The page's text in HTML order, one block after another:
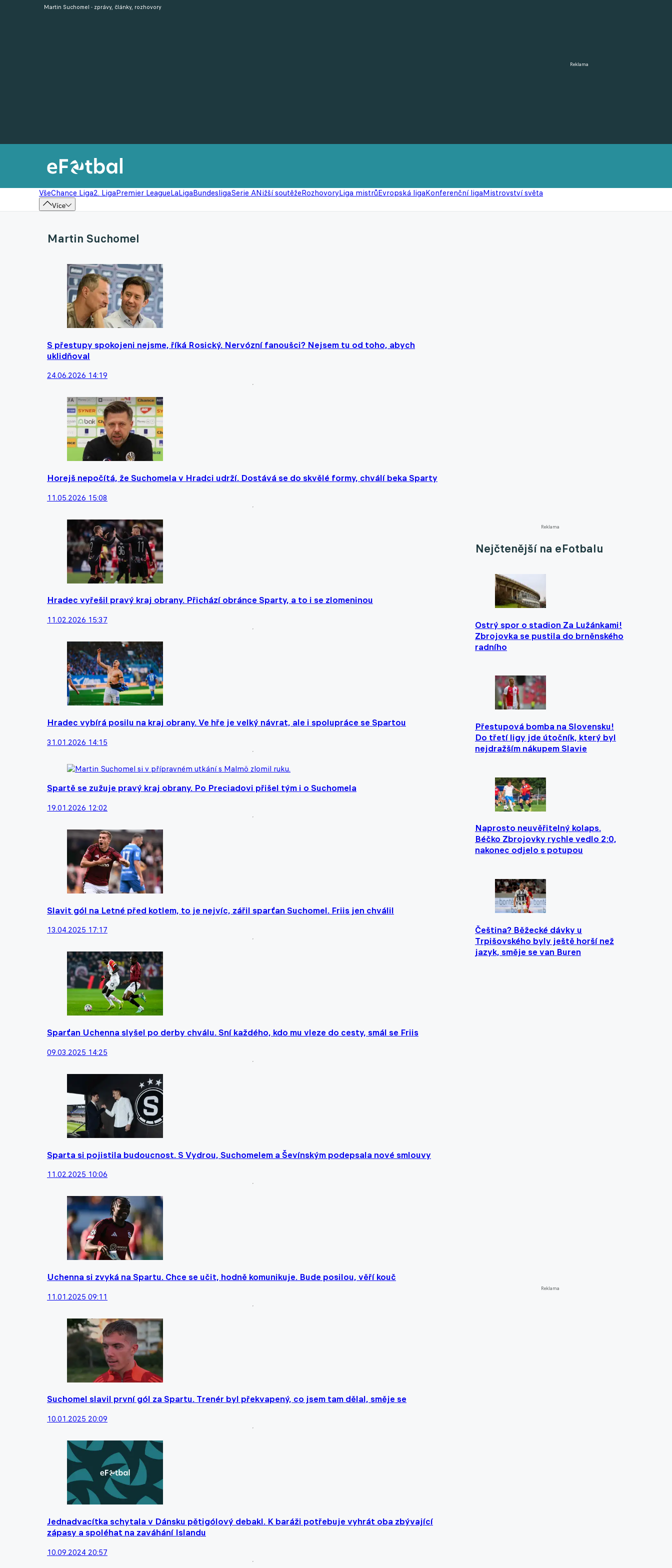
Reklama
VšeChance Liga2. LigaPremier LeagueLaLigaBundesligaSerie ANižší soutěžeRozhovoryLiga mistrůEvropská ligaKonferenční ligaMistrovství světa
Více
Martin Suchomel - zprávy, články, rozhovory
Martin Suchomel
S přestupy spokojeni nejsme, říká Rosický. Nervózní fanoušci? Nejsem tu od toho, abych
uklidňoval
24.06.2026 14:19
Horejš nepočítá, že Suchomela v Hradci udrží. Dostává se do skvělé formy, chválí beka Sparty
11.05.2026 15:08
Hradec vyřešil pravý kraj obrany. Přichází obránce Sparty, a to i se zlomeninou
11.02.2026 15:37
Hradec vybírá posilu na kraj obrany. Ve hře je velký návrat, ale i spolupráce se Spartou
31.01.2026 14:15
Spartě se zužuje pravý kraj obrany. Po Preciadovi přišel tým i o Suchomela
19.01.2026 12:02
Slavit gól na Letné před kotlem, to je nejvíc, zářil sparťan Suchomel. Friis jen chválil
13.04.2025 17:17
Sparťan Uchenna slyšel po derby chválu. Sní každého, kdo mu vleze do cesty, smál se Friis
09.03.2025 14:25
Sparta si pojistila budoucnost. S Vydrou, Suchomelem a Ševínským podepsala nové smlouvy
11.02.2025 10:06
Uchenna si zvyká na Spartu. Chce se učit, hodně komunikuje. Bude posilou, věří kouč
11.01.2025 09:11
Suchomel slavil první gól za Spartu. Trenér byl překvapený, co jsem tam dělal, směje se
10.01.2025 20:09
Jednadvacítka schytala v Dánsku pětigólový debakl. K baráži potřebuje vyhrát oba zbývající
zápasy a spoléhat na zaváhání Islandu
10.09.2024 20:57
Reklama
Nejčtenější na eFotbalu
Ostrý spor o stadion Za Lužánkami!
Zbrojovka se pustila do brněnského
radního
Přestupová bomba na Slovensku!
Do třetí ligy jde útočník, který byl
nejdražším nákupem Slavie
Naprosto neuvěřitelný kolaps.
Béčko Zbrojovky rychle vedlo 2:0,
nakonec odjelo s potupou
Čeština? Běžecké dávky u
Trpišovského byly ještě horší než
jazyk, směje se van Buren
Reklama